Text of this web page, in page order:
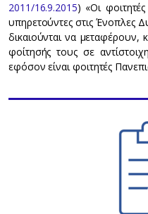
2011/16.9.2015) «Οι
υπηρετούντες στις Ένοπλες
δικαιούνται να μεταφέρουν,
φοίτησής τους σε
εφόσον είναι φοιτητές